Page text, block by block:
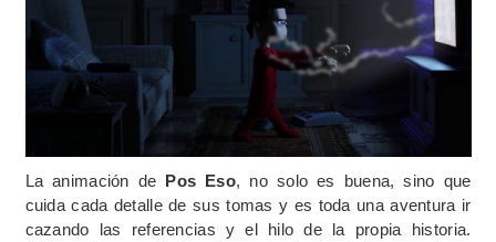
La animación de Pos Eso, no solo es buena, sino que
cuida cada detalle de sus tomas y es toda una aventura ir
cazando las referencias y el hilo de la propia historia.